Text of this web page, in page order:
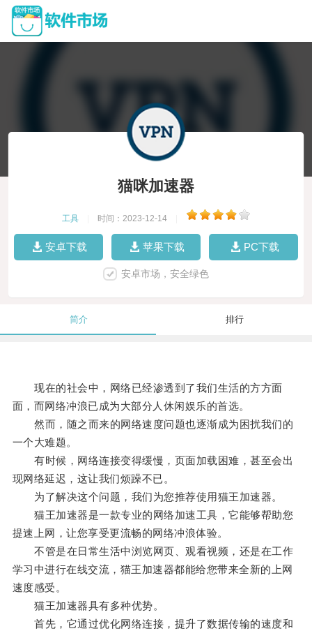
猫咪加速器
工具 时间：2023-12-14
安卓下载 苹果下载 PC下载
安卓市场，安全绿色
简介 排行
现在的社会中，网络已经渗透到了我们生活的方方面
面，而网络冲浪已成为大部分人休闲娱乐的首选。
然而，随之而来的网络速度问题也逐渐成为困扰我们的
一个大难题。
有时候，网络连接变得缓慢，页面加载困难，甚至会出
现网络延迟，这让我们烦躁不已。
为了解决这个问题，我们为您推荐使用猫王加速器。
猫王加速器是一款专业的网络加速工具，它能够帮助您
提速上网，让您享受更流畅的网络冲浪体验。
不管是在日常生活中浏览网页、观看视频，还是在工作
学习中进行在线交流，猫王加速器都能给您带来全新的上网
速度感受。
猫王加速器具有多种优势。
首先，它通过优化网络连接，提升了数据传输的速度和